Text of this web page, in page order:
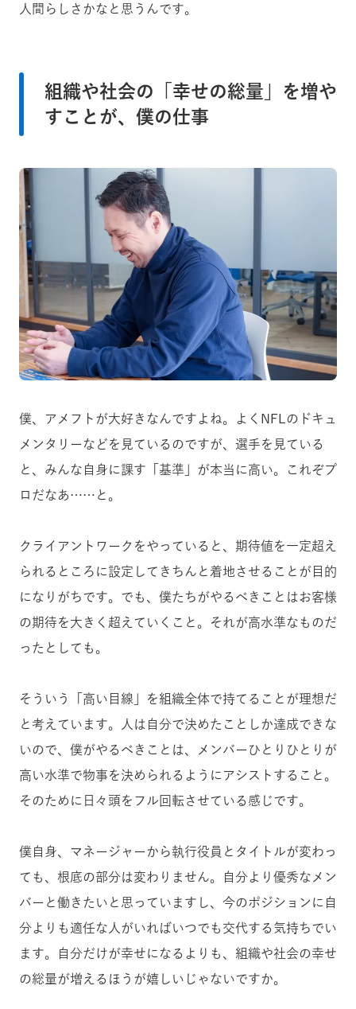
人間らしさかなと思うんです。
組織や社会の「幸せの総量」を増や
すことが、僕の仕事
僕、アメフトが大好きなんですよね。よくNFLのドキュ
メンタリーなどを見ているのですが、選手を見ている
と、みんな自身に課す「基準」が本当に高い。これぞプ
ロだなあ……と。
クライアントワークをやっていると、期待値を一定超え
られるところに設定してきちんと着地させることが目的
になりがちです。でも、僕たちがやるべきことはお客様
の期待を大きく超えていくこと。それが高水準なものだ
ったとしても。
そういう「高い目線」を組織全体で持てることが理想だ
と考えています。人は自分で決めたことしか達成できな
いので、僕がやるべきことは、メンバーひとりひとりが
高い水準で物事を決められるようにアシストすること。
そのために日々頭をフル回転させている感じです。
僕自身、マネージャーから執行役員とタイトルが変わっ
ても、根底の部分は変わりません。自分より優秀なメン
バーと働きたいと思っていますし、今のポジションに自
分よりも適任な人がいればいつでも交代する気持ちでい
ます。自分だけが幸せになるよりも、組織や社会の幸せ
の総量が増えるほうが嬉しいじゃないですか。